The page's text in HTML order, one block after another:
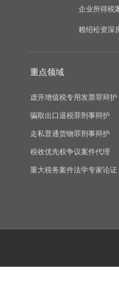
企业所得税
赖绍松资深
重点领域
虚开增值税专用发票罪辩护
骗取出口退税罪刑事辩护
走私普通货物罪刑事辩护
税收优先权争议案件代理
重大税务案件法学专家论证